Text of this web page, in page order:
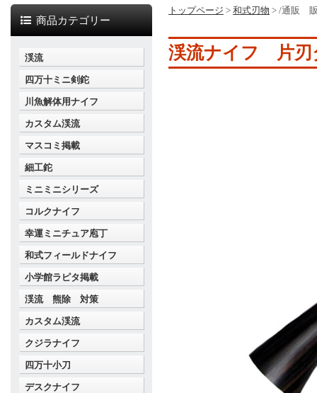
トップページ > 和式刃物 > /通販
渓流ナイフ 片刃
商品カテゴリー
渓流
四万十ミニ剣鉈
川魚解体用ナイフ
カスタム渓流
マスコミ掲載
細工鉈
ミニミニシリーズ
コルクナイフ
幸運ミニチュア庖丁
和式フィールドナイフ
小学館ラピタ掲載
渓流 熊除 対策
カスタム渓流
クジラナイフ
四万十小刀
デスクナイフ